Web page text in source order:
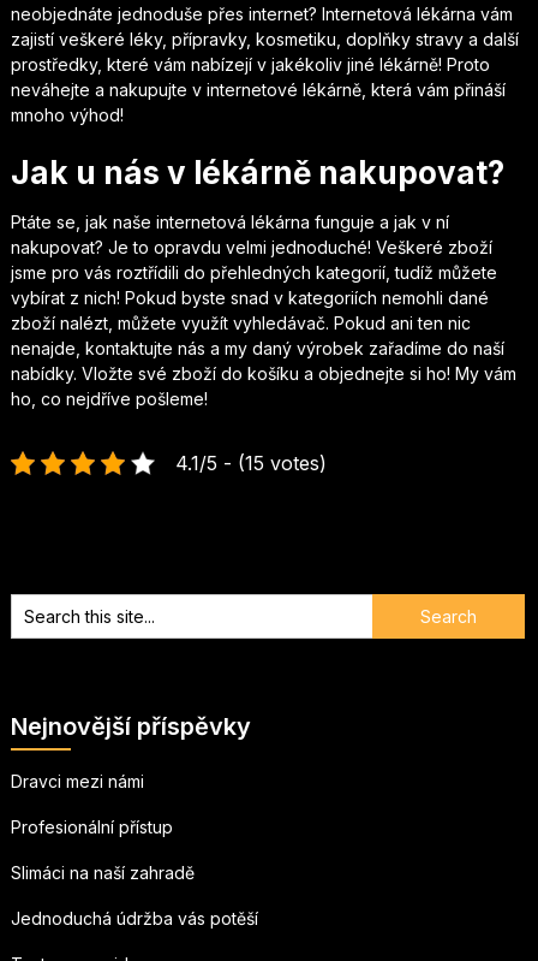
neobjednáte jednoduše přes internet? Internetová lékárna vám
zajistí veškeré léky, přípravky, kosmetiku, doplňky stravy a další
prostředky, které vám nabízejí v jakékoliv jiné lékárně! Proto
neváhejte a nakupujte v internetové lékárně, která vám přináší
mnoho výhod!
Jak u nás v lékárně nakupovat?
Ptáte se, jak naše internetová lékárna funguje a jak v ní
nakupovat? Je to opravdu velmi jednoduché! Veškeré zboží
jsme pro vás roztřídili do přehledných kategorií, tudíž můžete
vybírat z nich! Pokud byste snad v kategoriích nemohli dané
zboží nalézt, můžete využít vyhledávač. Pokud ani ten nic
nenajde, kontaktujte nás a my daný výrobek zařadíme do naší
nabídky. Vložte své zboží do košíku a objednejte si ho! My vám
ho, co nejdříve pošleme!
4.1/5 - (15 votes)
Nejnovější příspěvky
Dravci mezi námi
Profesionální přístup
Slimáci na naší zahradě
Jednoduchá údržba vás potěší